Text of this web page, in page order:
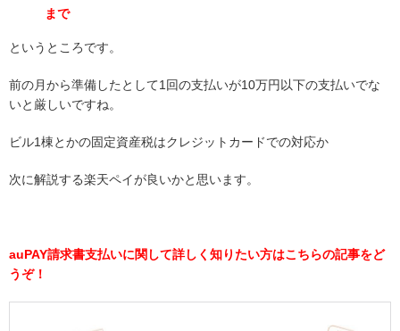
まで
というところです。
前の月から準備したとして1回の支払いが10万円以下の支払いでな
いと厳しいですね。
ビル1棟とかの固定資産税はクレジットカードでの対応か
次に解説する楽天ペイが良いかと思います。
auPAY請求書支払いに関して詳しく知りたい方はこちらの記事をど
うぞ！